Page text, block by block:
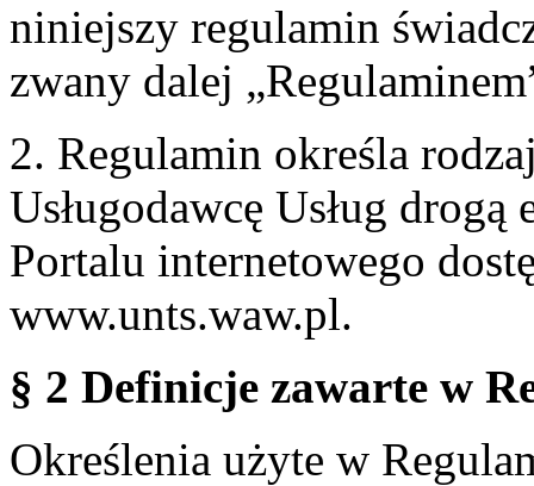
niniejszy regulamin
zwany dalej
2. Regulamin określa
Usługodawcę Usług
Portalu internetowego
www.unts.waw.pl.
§ 2 Definicje zawarte w
Określenia użyte w